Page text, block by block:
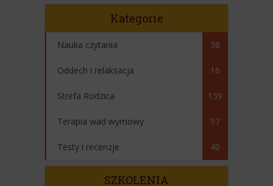
Kategorie
Nauka czytania 38
Oddech i relaksacja 16
Strefa Rodzica 139
Terapia wad wymowy 97
Testy i recenzje 40
SZKOLENIA